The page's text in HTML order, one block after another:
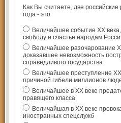
Как Вы считаете, две
года - это
Величайшее событие ХХ
свободу и счастье народам
Величайшее разочарование
доказавшее невозможность
справедливого государства
Величайшее преступление
причиной гибели миллионов
Величайшее в ХХ веке
правящего класса
Величайшая в ХХ веке
иностранных спецслужб